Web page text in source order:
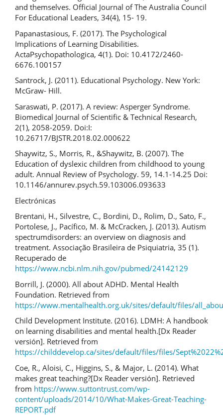
and themselves. Official Journal of The Australia Council
For Educational Leaders, 34(4), 15- 19.
Papanastasious, F. (2017). The Psychological
Implications of Learning Disabilities.
ActaPsychopathologica, 4(1). Doi: 10.4172/2460-
6676.100157
Santrock, J. (2011). Educational Psychology. New York:
McGraw- Hill.
Saraswati, P. (2017). A review: Asperger Syndrome.
Biomedical Journal of Scientific & Technical Research,
2(1), 2058-2059. Doi:I:
10.26717/BJSTR.2018.02.000622
Shaywitz, S., Morris, R., &Shaywitz, B. (2007). The
Education of dyslexic children from childhood to young
adult. Annual Review of Psychology. 59, 14.1-14.25 Doi:
10.1146/annurev.psych.59.103006.093633
Electrónicas
Brentani, H., Silvestre, C., Bordini, D., Rolim, D., Sato, F.,
Portolese, J., Pacífico, M. & McCracken, J. (2013). Autism
spectrumdisorders: an overview on diagnosis and
treatment. Associação Brasileira de Psiquiatria, 35 (1).
Recuperado de
https://www.ncbi.nlm.nih.gov/pubmed/24142129
Borrill, J. (2000). All about ADHD. Mental Health
Foundation. Retrieved from
https://www.mentalhealth.org.uk/sites/default/files/
Child Development Institute. (2016). LDMH: A handbook
on learning disabilities and mental health.[Dx Reader
versión]. Retrieved from
https://childdevelop.ca/sites/default/files/files/
Coe, R., Aloisi, C., Higgins, S., & Major, L. (2014). What
makes great teaching?[Dx Reader versión]. Retrieved
from https://www.suttontrust.com/wp-
content/uploads/2014/10/What-Makes-Great-Teaching-
REPORT.pdf